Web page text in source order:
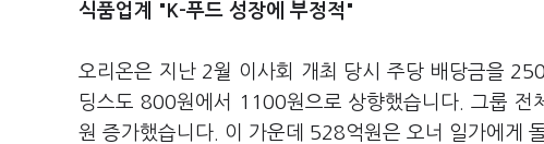
식품업계 "K-푸드 성장에 부정적"
오리온은 지난 2월 이사회 개최 당시 주당 배당금을
딩스도 800원에서 1100원으로 상향했습니다. 그룹
원 증가했습니다. 이 가운데 528억원은 오너 일가에게